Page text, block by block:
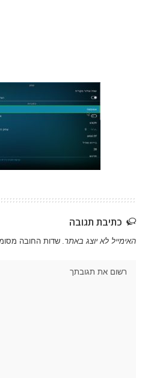
כתיבת תגובה
האימייל לא יוצג באתר. שדות החובה